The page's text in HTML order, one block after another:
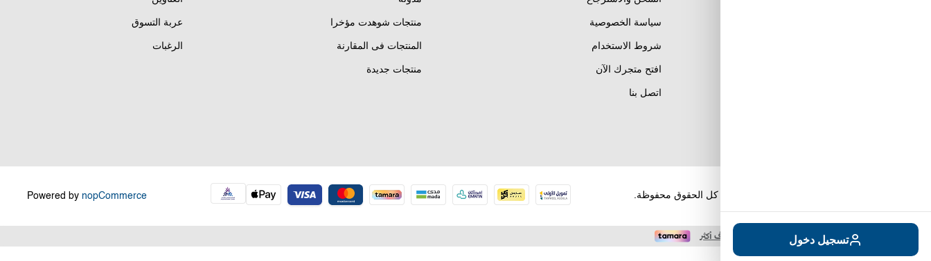
تسجيل دخول
سياسة الخصوصية
شروط الاستخدام
افتح متجرك الآن
اتصل بنا
منتجات شوهدت مؤخرا
المنتجات فى المقارنة
منتجات جديدة
عربة التسوق
الرغبات
Powered by nopCommerce